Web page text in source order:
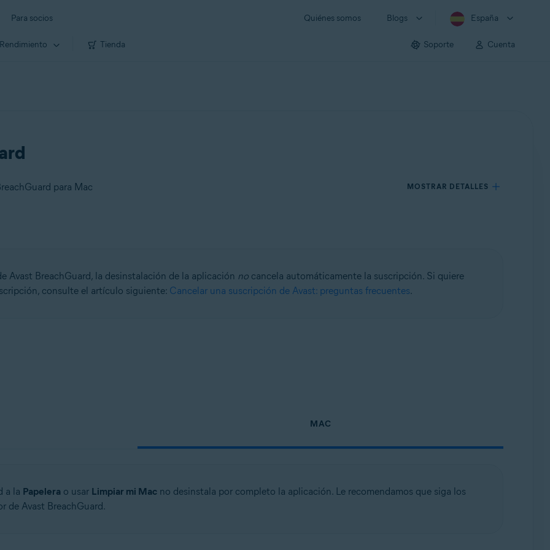
Para socios Quiénes somos Blogs España
Rendimiento Tienda Soporte Cuenta
para Mac MOSTRAR DETALLES
Avast BreachGuard, la desinstalación de la aplicación nocancela automáticamente la suscripción. Si quiere
consulte el artículo siguiente: Cancelar una suscripción de Avast: preguntas frecuentes.
MAC
a la Papelerao usar Limpiar mi Macno desinstala por completo la aplicación. Le recomendamos que siga los
de Avast BreachGuard.